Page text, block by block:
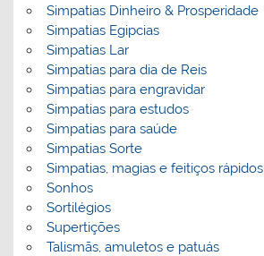
Simpatias Dinheiro & Prosperidade
Simpatias Egipcias
Simpatias Lar
Simpatias para dia de Reis
Simpatias para engravidar
Simpatias para estudos
Simpatias para saúde
Simpatias Sorte
Simpatias, magias e feitiços rápidos
Sonhos
Sortilégios
Supertições
Talismãs, amuletos e patuás